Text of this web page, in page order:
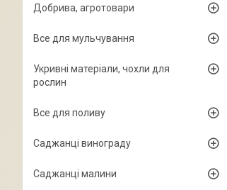
Добрива, агротовари
Все для мульчування
Укривні матеріали, чохли для
рослин
Все для поливу
Саджанці винограду
Саджанці малини